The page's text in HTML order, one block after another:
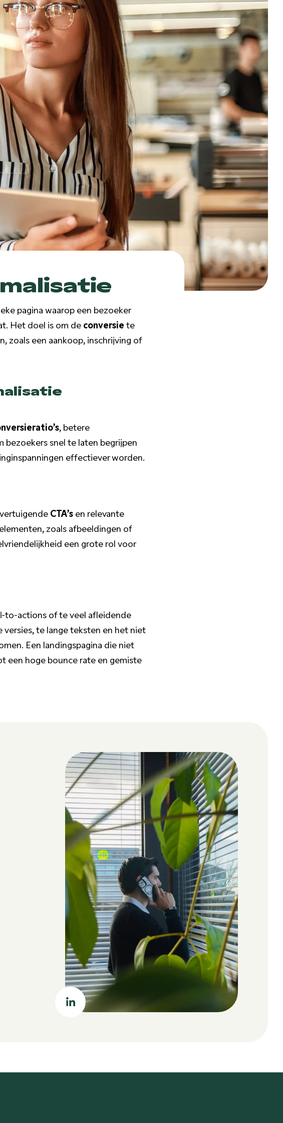
pagina waarop een bezoeker
Het doel is om deconversiete
zoals een aankoop, inschrijving of
, betere
bezoekers snel te laten begrijpen
effectiever worden.
CTA’sen relevante
zoals afbeeldingen of
een grote rol voor
to-actions of te veel afleidende
te lange teksten en het niet
Een landingspagina die niet
een hoge bounce rate en gemiste